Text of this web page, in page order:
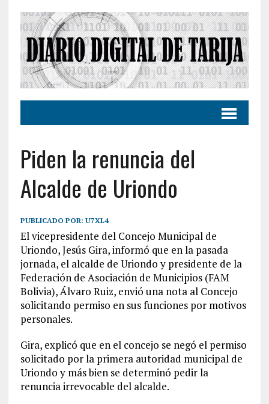
Piden la renuncia del
Alcalde de Uriondo
PUBLICADO POR: U7XL4
El vicepresidente del Concejo Municipal de
Uriondo, Jesús Gira, informó que en la pasada
jornada, el alcalde de Uriondo y presidente de la
Federación de Asociación de Municipios (FAM
Bolivia), Álvaro Ruiz, envió una nota al Concejo
solicitando permiso en sus funciones por motivos
personales.
Gira, explicó que en el concejo se negó el permiso
solicitado por la primera autoridad municipal de
Uriondo y más bien se determinó pedir la
renuncia irrevocable del alcalde.